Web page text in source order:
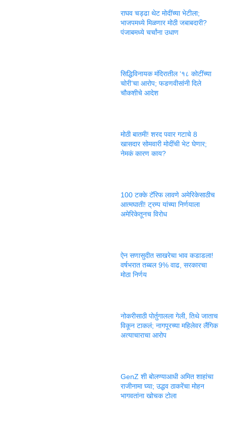
राघव चड्ढा थेट मोदींच्या भेटीला;
भाजपमध्ये मिळणार मोठी जबाबदारी?
पंजाबमध्ये चर्चांना उधाण
सिद्धिविनायक मंदिरातील ‘१८ कोटींच्या
चोरी’चा आरोप; फडणवीसांनी दिले
चौकशीचे आदेश
मोठी बातमी! शरद पवार गटाचे 8
खासदार सोमवारी मोदींची भेट घेणार;
नेमकं कारण काय?
100 टक्के टॅरिफ लावणे अमेरिकेसाठीच
आत्मघाती! ट्रम्प यांच्या निर्णयाला
अमेरिकेतूनच विरोध
ऐन सणासुदीत साखरेचा भाव कडाडला!
वर्षभरात तब्बल 9% वाढ, सरकारचा
मोठा निर्णय
नोकरीसाठी पोर्तुगालला गेली, तिथे जाताच
विकून टाकलं; नागपूरच्या महिलेवर लैंगिक
अत्याचाराचा आरोप
GenZ शी बोलण्याआधी अमित शाहांचा
राजीनामा घ्या; उद्धव ठाकरेंचा मोहन
भागवतांना खोचक टोला